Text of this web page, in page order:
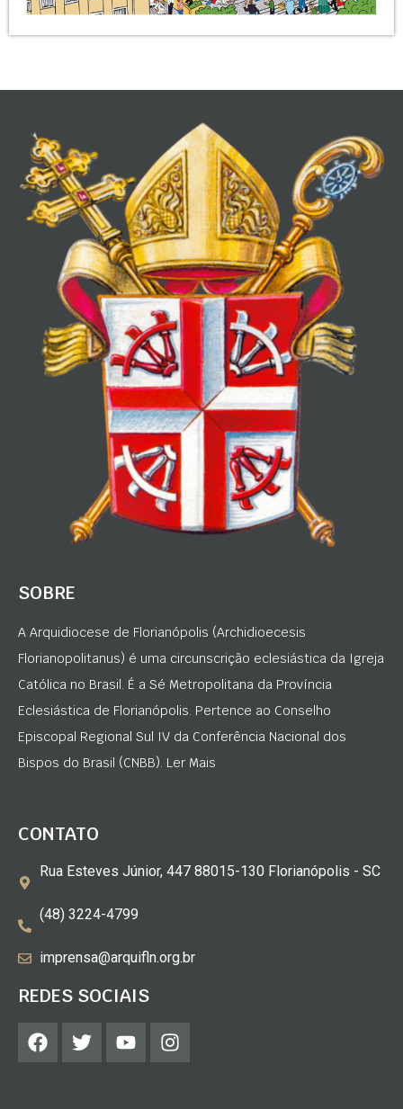
SOBRE
A Arquidiocese de Florianópolis (Archidioecesis
Florianopolitanus) é uma circunscrição eclesiástica da Igreja
Católica no Brasil. É a Sé Metropolitana da Província
Eclesiástica de Florianópolis. Pertence ao Conselho
Episcopal Regional Sul IV da Conferência Nacional dos
Bispos do Brasil (CNBB). Ler Mais
CONTATO
Rua Esteves Júnior, 447 88015-130 Florianópolis - SC
(48) 3224-4799
imprensa@arquifln.org.br
REDES SOCIAIS